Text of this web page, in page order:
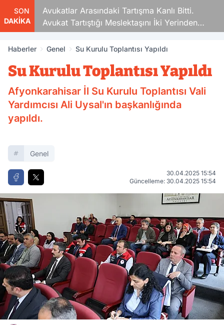
SON
DAKİKA
Avukatlar Arasındaki Tartışma Kanlı Bitti.
Avukat Tartıştığı Meslektaşını İki Yerinden
Vurdu
Haberler Genel Su Kurulu Toplantısı Yapıldı
Su Kurulu Toplantısı Yapıldı
Afyonkarahisar İl Su Kurulu Toplantısı Vali
Yardımcısı Ali Uysal'ın başkanlığında
yapıldı.
Genel
30.04.2025 15:54
Güncelleme: 30.04.2025 15:54